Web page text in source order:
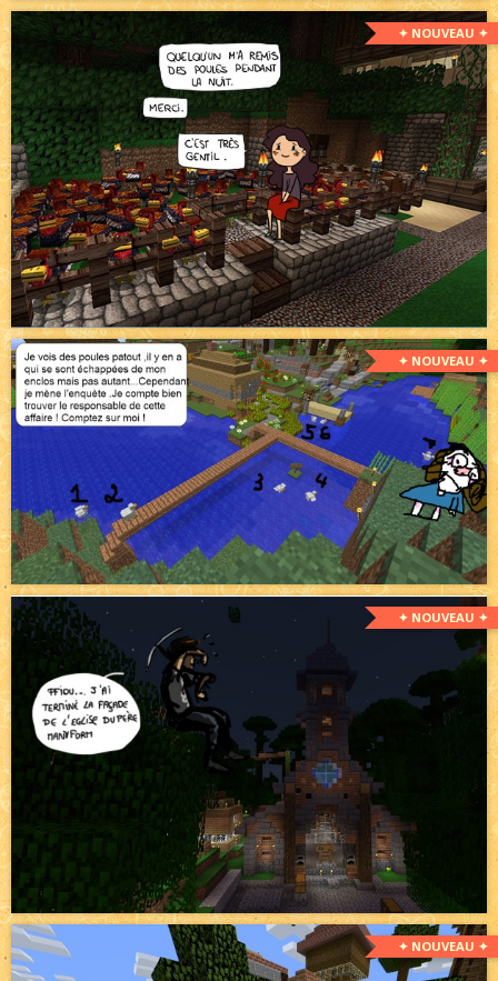
✦ NOUVEAU ✦
✦ NOUVEAU ✦
✦ NOUVEAU ✦
✦ NOUVEAU ✦